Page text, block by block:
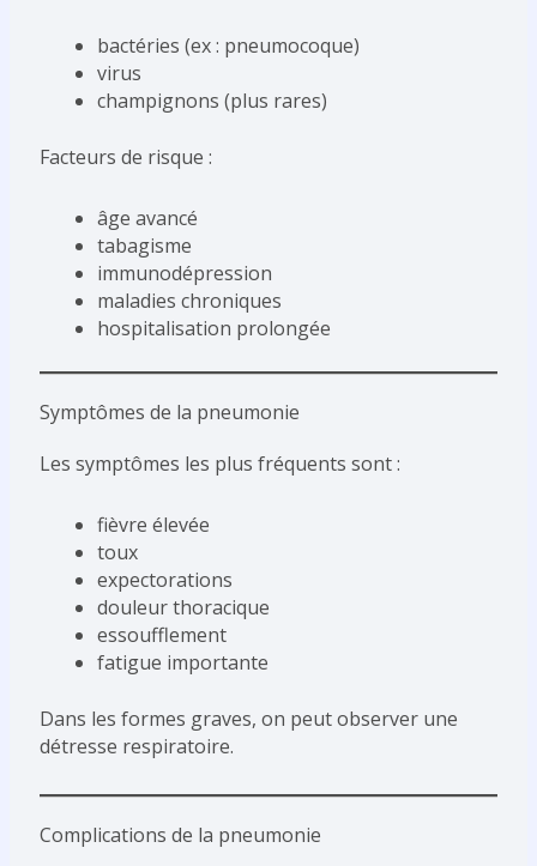
bactéries (ex : pneumocoque)
virus
champignons (plus rares)
Facteurs de risque :
âge avancé
tabagisme
immunodépression
maladies chroniques
hospitalisation prolongée
Symptômes de la pneumonie
Les symptômes les plus fréquents sont :
fièvre élevée
toux
expectorations
douleur thoracique
essoufflement
fatigue importante
Dans les formes graves, on peut observer une
détresse respiratoire.
Complications de la pneumonie